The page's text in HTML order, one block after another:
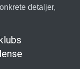
detaljer,